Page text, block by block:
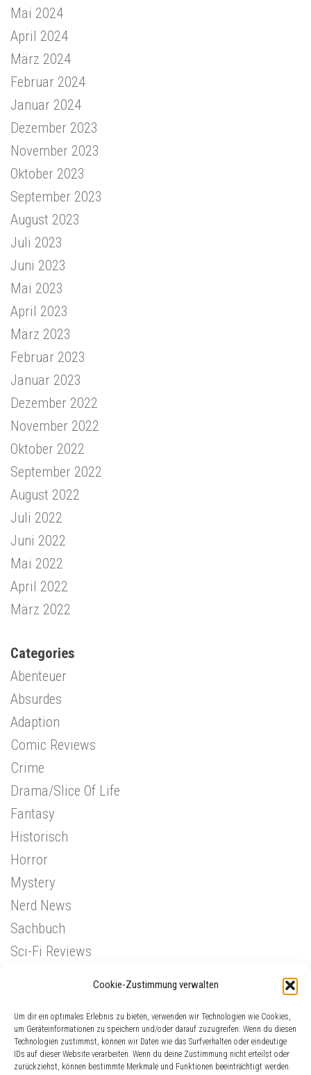
Cookie-Zustimmung verwalten
Um dir ein optimales Erlebnis zu bieten, verwenden wir Technologien wie Cookies,
um Geräteinformationen zu speichern und/oder darauf zuzugreifen. Wenn du diesen
Technologien zustimmst, können wir Daten wie das Surfverhalten oder eindeutige
IDs auf dieser Website verarbeiten. Wenn du deine Zustimmung nicht erteilst oder
zurückziehst, können bestimmte Merkmale und Funktionen beeinträchtigt werden.
Mai 2024
April 2024
März 2024
Februar 2024
Januar 2024
Dezember 2023
November 2023
Oktober 2023
September 2023
August 2023
Juli 2023
Juni 2023
Mai 2023
April 2023
März 2023
Februar 2023
Januar 2023
Dezember 2022
November 2022
Oktober 2022
September 2022
August 2022
Juli 2022
Juni 2022
Mai 2022
April 2022
März 2022
Categories
Abenteuer
Absurdes
Adaption
Comic Reviews
Crime
Drama/Slice Of Life
Fantasy
Historisch
Horror
Mystery
Nerd News
Sachbuch
Sci-Fi Reviews